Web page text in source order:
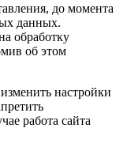
до момента
данных.
обработку
об этом
настройки
работа сайта